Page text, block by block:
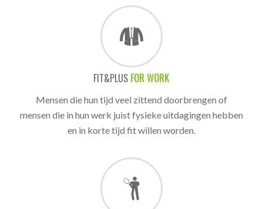
FIT&PLUS FOR WORK
Mensen die hun tijd veel zittend doorbrengen of
mensen die in hun werk juist fysieke uitdagingen hebben
en in korte tijd fit willen worden.